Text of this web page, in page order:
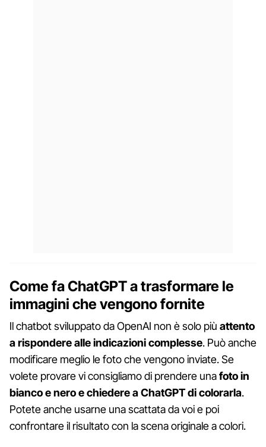
Come fa ChatGPT a trasformare le
immagini che vengono fornite
Il chatbot sviluppato da OpenAI non è solo più attento
a rispondere alle indicazioni complesse. Può anche
modificare meglio le foto che vengono inviate. Se
volete provare vi consigliamo di prendere unafoto in
bianco e nero e chiedere a ChatGPT di colorarla.
Potete anche usarne una scattata da voi e poi
confrontare il risultato con la scena originale a colori.